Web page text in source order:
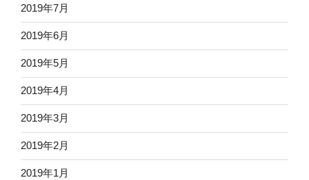
2019年7月
2019年6月
2019年5月
2019年4月
2019年3月
2019年2月
2019年1月